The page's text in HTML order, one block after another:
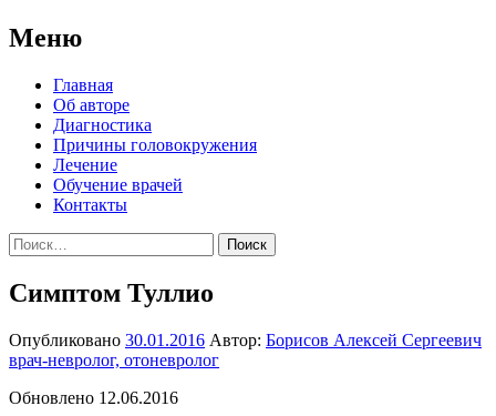
Меню
Перейти
содержимому
Главная
Об авторе
Диагностика
Причины головокружения
Лечение
Обучение врачей
Контакты
Найти:
Симптом Туллио
Опубликовано 30.01.2016 Автор: Борисов Алексей Сергеевич
врач-невролог, отоневролог
Обновлено 12.06.2016